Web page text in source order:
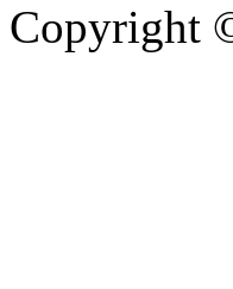
Copyright